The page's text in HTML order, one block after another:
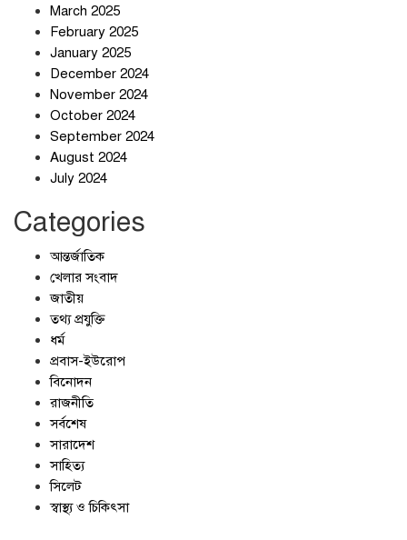
March 2025
February 2025
January 2025
December 2024
November 2024
October 2024
September 2024
August 2024
July 2024
Categories
আন্তর্জাতিক
খেলার সংবাদ
জাতীয়
তথ্য প্রযুক্তি
ধর্ম
প্রবাস-ইউরোপ
বিনোদন
রাজনীতি
সর্বশেষ
সারাদেশ
সাহিত্য
সিলেট
স্বাস্থ্য ও চিকিৎসা